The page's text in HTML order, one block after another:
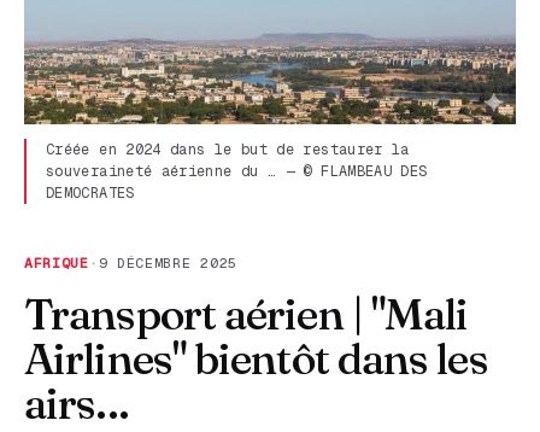
Créée en 2024 dans le but de restaurer la
souveraineté aérienne du … — © FLAMBEAU DES
DEMOCRATES
AFRIQUE · 9 DÉCEMBRE 2025
Transport aérien | "Mali
Airlines" bientôt dans les
airs...